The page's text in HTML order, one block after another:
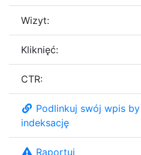
Wizyt:
Kliknięć:
CTR:
Podlinkuj swój wpis
indeksację
Raportuj